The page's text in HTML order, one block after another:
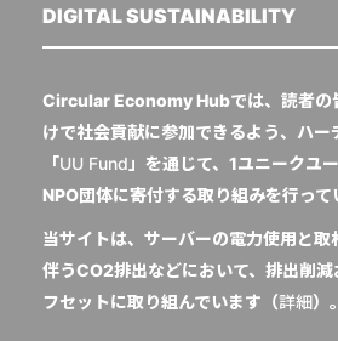
DIGITAL SUSTAINABILITY
Circular Economy Hubでは、読者の
けで社会貢献に参加できるよう、ハー
「UU Fund 」を通じて、1ユニークユ
NPO団体に寄付する取り組みを行って
当サイトは、サーバーの電力使用と取
伴うCO2排出などにおいて、排出削
フセットに取り組んでいます（詳細）。